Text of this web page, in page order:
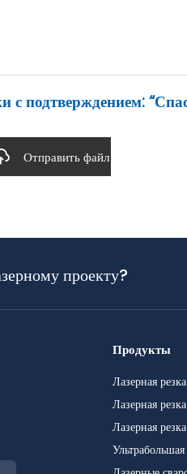
с подтверждением:
Отправить файл
проекту?
Продукты
Лазерная
Лазерная
Лазерная